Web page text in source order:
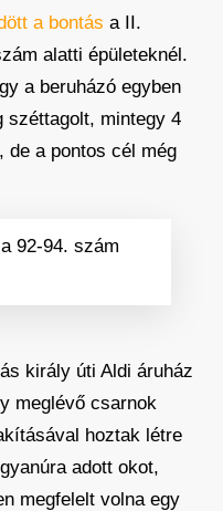
a bontás a II.
alatti épületeknél.
a beruházó egyben
széttagolt, mintegy 4
de a pontos cél még
92-94. szám
király úti Aldi áruház
meglévő csarnok
hoztak létre
adott okot,
megfelelt volna egy